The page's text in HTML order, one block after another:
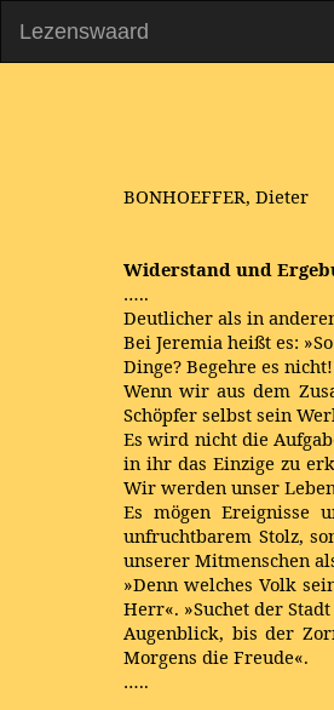
Lezenswaard
BONHOEFFER, Dieter
Widerstand und
…..
Deutlicher als in
Bei Jeremia heißt es:
Dinge? Begehre es
Wenn wir aus dem
Schöpfer selbst sein
Es wird nicht die
in ihr das Einzige zu
Wir werden unser
Es mögen Ereignisse
unfruchtbarem Stolz,
unserer Mitmenschen
»Denn welches Volk
Herr«. »Suchet der
Augenblick, bis der
Morgens die Freude«.
…..